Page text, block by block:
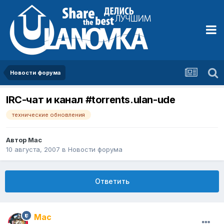
Новости форума
IRC-чат и канал #torrents.ulan-ude
технические обновления
Автор Mac
10 августа, 2007 в Новости форума
Ответить
Mac